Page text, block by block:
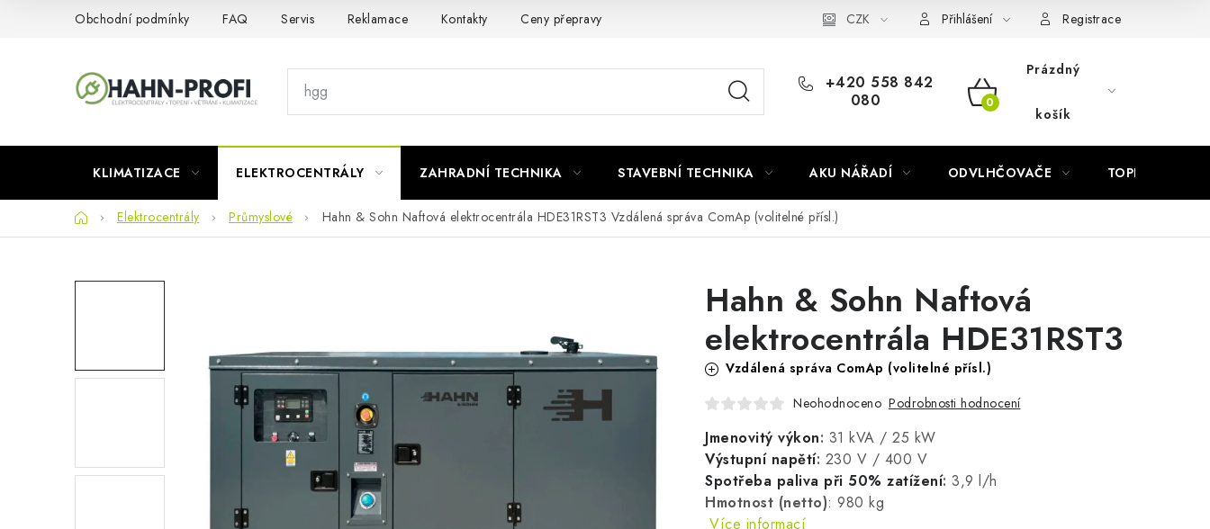
Obchodní podmínky FAQ Servis Reklamace Kontakty Ceny přepravy Náhradní díly Könner & Söhnen Reklamační řád
CZK Přihlášení Registrace
+420 558 842
080
NÁKUPNÍ
Prázdný
košík
KLIMATIZACE ELEKTROCENTRÁLY ZAHRADNÍ TECHNIKA STAVEBNÍ TECHNIKA AKU NÁŘADÍ ODVLHČOVAČE TOPIDLA
DomůElektrocentrály Průmyslové Hahn & Sohn Naftová elektrocentrála HDE31RST3 Vzdálená správa ComAp (volitelné přísl.)
Hahn & Sohn Naftová
elektrocentrála HDE31RST3
Vzdálená správa ComAp (volitelné přísl.)
Neohodnoceno Podrobnosti hodnocení
Jmenovitý výkon: 31 kVA / 25 kW
Výstupní napětí: 230 V / 400 V
Spotřeba paliva při 50% zatížení: 3,9 l/h
Hmotnost (netto): 980 kg
Více informací